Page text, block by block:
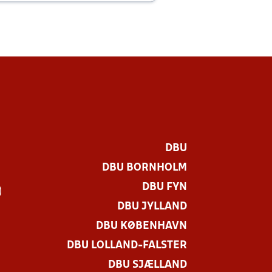
DBU
DBU BORNHOLM
DBU FYN
DBU JYLLAND
DBU KØBENHAVN
DBU LOLLAND-FALSTER
DBU SJÆLLAND